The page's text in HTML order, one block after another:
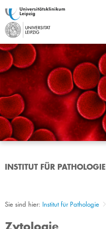
INSTITUT FÜR PATHOLOGIE
Sie sind hier: Institut für Pathologie